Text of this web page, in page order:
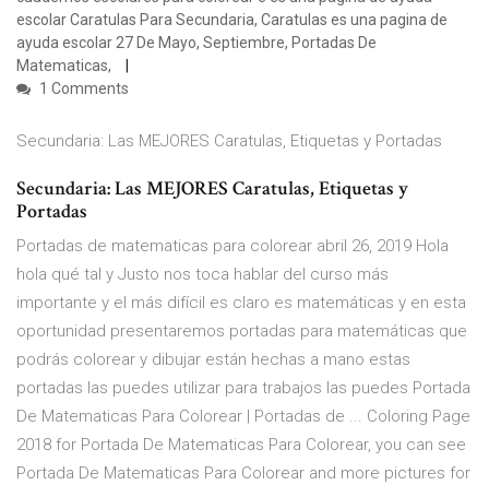
escolar Caratulas Para Secundaria, Caratulas es una pagina de
ayuda escolar 27 De Mayo, Septiembre, Portadas De
Matematicas,
1 Comments
Secundaria: Las MEJORES Caratulas, Etiquetas y Portadas
Secundaria: Las MEJORES Caratulas, Etiquetas y
Portadas
Portadas de matematicas para colorear abril 26, 2019 Hola
hola qué tal y Justo nos toca hablar del curso más
importante y el más difícil es claro es matemáticas y en esta
oportunidad presentaremos portadas para matemáticas que
podrás colorear y dibujar están hechas a mano estas
portadas las puedes utilizar para trabajos las puedes Portada
De Matematicas Para Colorear | Portadas de ... Coloring Page
2018 for Portada De Matematicas Para Colorear, you can see
Portada De Matematicas Para Colorear and more pictures for